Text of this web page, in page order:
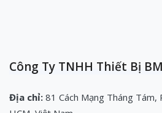
Công Ty TNHH Thiết Bị
Địa chỉ: 81 Cách Mạng Tháng Tám,